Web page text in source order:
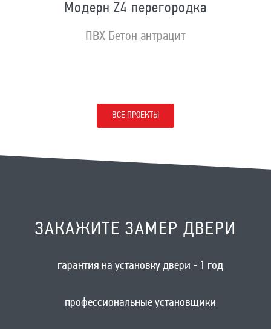
Модерн Z4 перегородка
ПВХ Бетон антрацит
ВСЕ ПРОЕКТЫ
ЗАКАЖИТЕ ЗАМЕР ДВЕРИ
гарантия на установку двери - 1 год
профессиональные установщики